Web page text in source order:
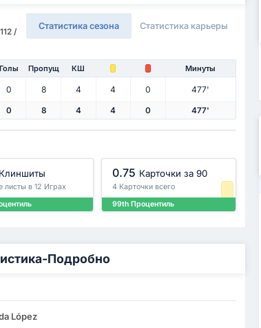
/
Статистика сезона Статистика карьеры
Голы Пропущ КШ Минуты
0 8 4 4 0 477'
0 8 4 4 0 477'
Клиншиты
листы в 12 Играх
0.75 Карточки за 90
4 Карточки всего
99th Процентиль
Подробно
López